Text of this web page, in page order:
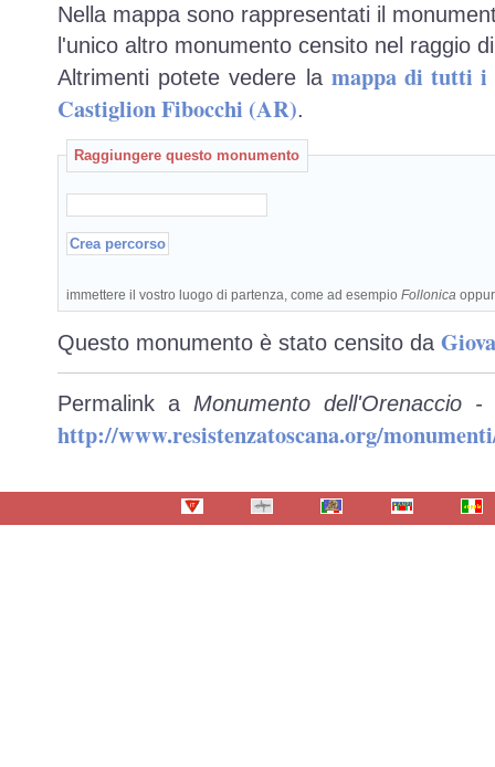
Nella mappa sono rappresentati il
l'unico altro monumento censito nel raggio
Altrimenti potete vedere la mappa di tutti i
Castiglion Fibocchi (AR).
Raggiungere questo monumento
immettere il vostro luogo di partenza, come ad esempio Follonica
Questo monumento è stato censito da
Permalink a Monumento dell'Orenaccio
http://www.resistenzatoscana.org/